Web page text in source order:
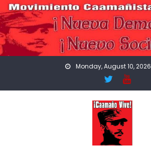
Skip
to
content
Monday, August 10, 2026